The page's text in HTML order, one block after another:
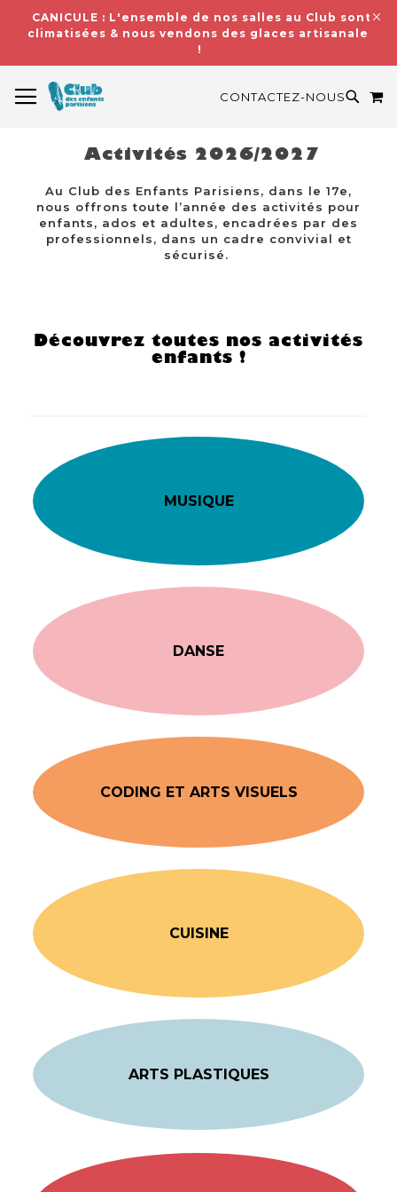
CANICULE : L'ensemble de nos salles au Club sont
climatisées & nous vendons des glaces artisanales
!
CONTACTEZ-NOUS
Activités 2026/2027
Au Club des Enfants Parisiens, dans le 17e,
nous offrons toute l’année des activités pour
enfants, ados et adultes, encadrées par des
professionnels, dans un cadre convivial et
sécurisé.
Découvrez toutes nos activités
enfants !
MUSIQUE
DANSE
CODING ET ARTS VISUELS
CUISINE
ARTS PLASTIQUES